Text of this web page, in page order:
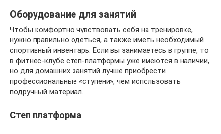
Оборудование для занятий
Чтобы комфортно чувствовать себя на тренировке,
нужно правильно одеться, а также иметь необходимый
спортивный инвентарь. Если вы занимаетесь в группе, то
в фитнес-клубе степ-платформы уже имеются в наличии,
но для домашних занятий лучше приобрести
профессиональные «ступени», чем использовать
подручный материал.
Степ платформа